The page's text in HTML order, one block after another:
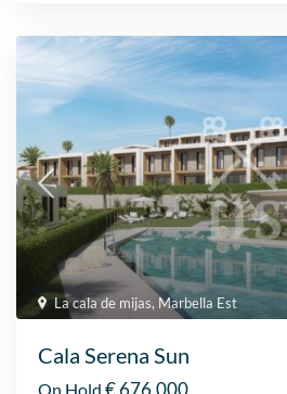
La cala de mijas, Marbella Est
Cala Serena Sun
On Hold € 676.000